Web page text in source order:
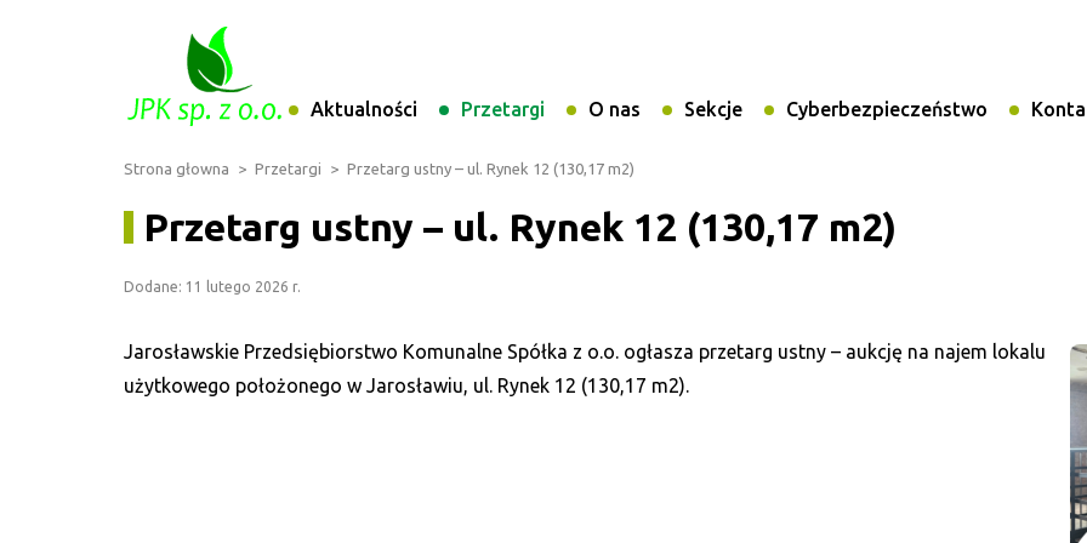
Aktualności Przetargi O nas Sekcje Cyberbezpieczeństwo
Strona głowna > Przetargi > Przetarg ustny – ul. Rynek 12 (130,17 m2)
Przetarg ustny – ul. Rynek 12 (130,17 m2)
Dodane: 11 lutego 2026 r.
Jarosławskie Przedsiębiorstwo Komunalne Spółka z o.o. ogłasza przetarg ustny – aukcję na najem lokalu
użytkowego położonego w Jarosławiu, ul. Rynek 12 (130,17 m2).